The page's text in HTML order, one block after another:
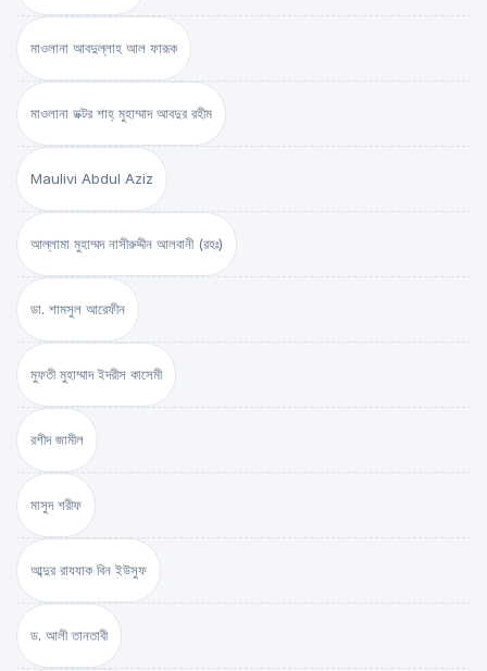
মাওলানা আবদুল্লাহ আল ফারূক
মাওলানা ডক্টর শাহ্‌ মুহাম্মাদ আবদুর রহীম
Maulivi Abdul Aziz
আল্লামা মুহাম্মদ নাসীরুদ্দীন আলবানী (রহঃ)
ডা. শামসুল আরেফীন
মুফতী মুহাম্মাদ ইদরীস কাসেমী
রশীদ জামীল
মাসুদ শরীফ
আব্দুর রাযযাক বিন ইউসুফ
ড. আলী তানতাবী